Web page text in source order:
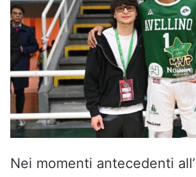
Nei momenti antecedenti